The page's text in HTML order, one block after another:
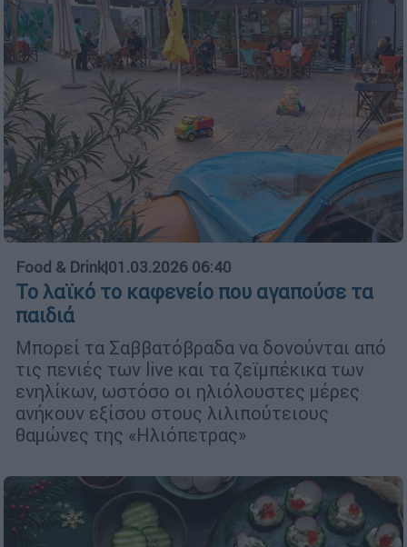
Food & Drink|01.03.2026 06:40
Το λαϊκό το καφενείο που αγαπούσε τα
παιδιά
Μπορεί τα Σαββατόβραδα να δονούνται από
τις πενιές των live και τα ζεϊμπέκικα των
ενηλίκων, ωστόσο οι ηλιόλουστες μέρες
ανήκουν εξίσου στους λιλιπούτειους
θαμώνες της «Ηλιόπετρας»